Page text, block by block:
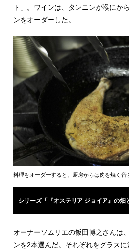
ト」。ワインは、タンニンが喉にか
ンをオーダーした。
料理をオーダーすると、厨房からは肉を焼く音
シリーズ「『オステリア ジョイア』の畑
オーナーソムリエの飯田博之さんは
ンを2本選んだ。それぞれをグラス